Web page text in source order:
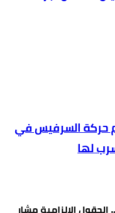
حركة السرفيس في
لها